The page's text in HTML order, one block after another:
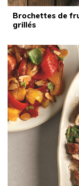
Brochettes de
grillés